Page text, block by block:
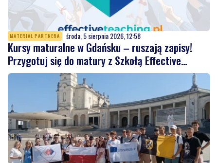
MATERIAŁ PARTNERA środa, 5 sierpnia 2026, 12:58
Kursy maturalne w Gdańsku – ruszają zapisy!
Przygotuj się do matury z Szkołą Effective
Teaching!